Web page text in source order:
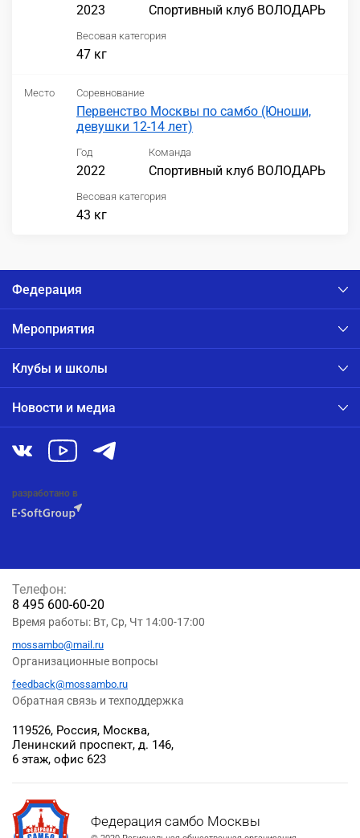
2023 Спортивный клуб ВОЛОДАРЬ
Весовая категория
47 кг
Место Соревнование
Первенство Москвы по самбо (Юноши,
девушки 12-14 лет)
Год
2022
Команда
Спортивный клуб ВОЛОДАРЬ
Весовая категория
43 кг
Федерация
Мероприятия
Клубы и школы
Новости и медиа
разработано в
Федерация самбо Москвы
119526, Россия, Москва,
Ленинский проспект, д. 146,
6 этаж, офис 623
Телефон:
8 495 600-60-20
Время работы: Вт, Ср, Чт 14:00-17:00
mossambo@mail.ru
Организационные вопросы
feedback@mossambo.ru
Обратная связь и техподдержка